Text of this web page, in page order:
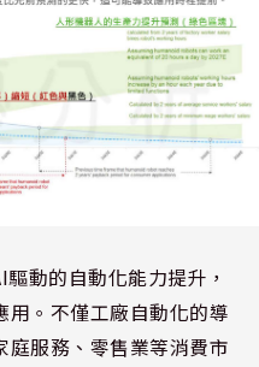
動的自動化能力提升，
用。不僅工廠自動化的導
庭服務、零售業等消費市